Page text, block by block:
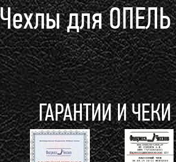
для
ГАРАНТИИ И ЧЕКИ